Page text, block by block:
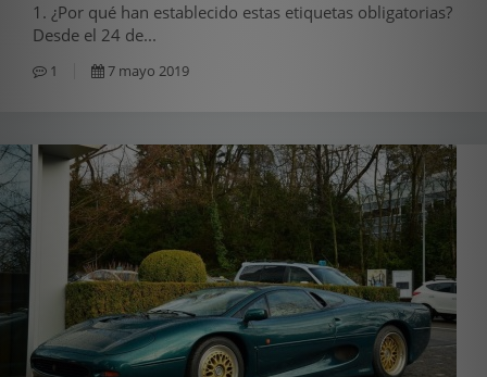
1. ¿Por qué han establecido estas etiquetas obligatorias?
Desde el 24 de...
1 7 mayo 2019